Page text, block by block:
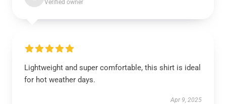
Verified owner
Lightweight and super comfortable, this shirt is ideal
for hot weather days.
Apr 9, 2025